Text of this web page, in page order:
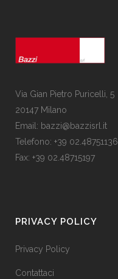
Via Gian Pietro Puricelli, 5
20147 Milano
Email: bazzi@bazzisrl.it
Telefono: +39 02.48751136
Fax: +39 02.48715197
PRIVACY POLICY
Privacy Policy
Contattaci